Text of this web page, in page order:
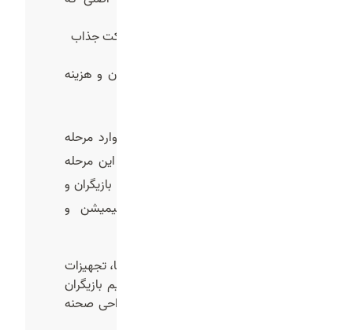
داشتن استوری‌بورد از هدررفت زمان و هزینه
بعد از اینکه همه چیز آماده شد، وارد مرحله
اجرا می‌شویم. بسته به نوع تیزر، این مرحله
می‌تواند شامل فیلم‌برداری واقعی با بازیگران و
لوکیشن باشد، یا تولید یک انیمیشن و
اگر فیلم‌برداری باشد: باید لوکیشن‌ها، تجهیزات
نورپردازی، دوربین‌های حرفه‌ای و تیم بازیگران
آماده شوند. حتی لباس، گریم و طراحی صحنه